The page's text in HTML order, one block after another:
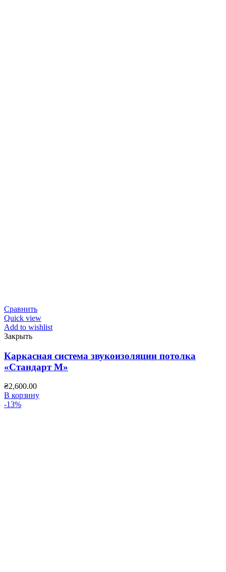
Сравнить
Quick view
Add to wishlist
Закрыть
Каркасная система звукоизоляции потолка
«Стандарт М»
₴2,600.00
В корзину
-13%